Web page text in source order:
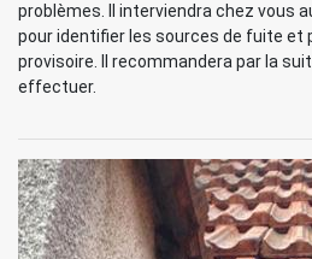
problèmes. Il interviendra chez vous
pour identifier les sources de fuite et
provisoire. Il recommandera par la
effectuer.